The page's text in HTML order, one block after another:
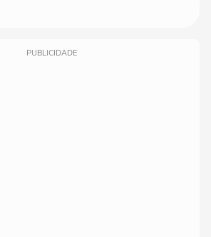
PUBLICIDADE